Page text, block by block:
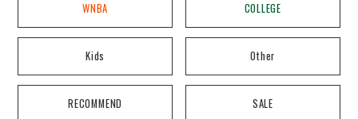
WNBA COLLEGE
Kids Other
RECOMMEND SALE